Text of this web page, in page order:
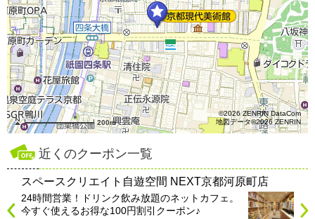
200m
©2026 ZENRIN DataCom
地図データ©2026 ZENRIN
近くのクーポン一覧
スペースクリエイト自遊空間 NEXT京都河原町店
24時間営業！ドリンク飲み放題のネットカフェ。
今すぐ使えるお得な100円割引クーポン♪